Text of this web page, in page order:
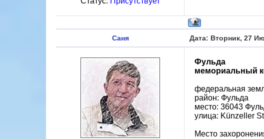
Саня Дата: Вторник, 27
Фульда
мемориальный
федеральная
район: Фульда
место: 36043
улица: Künzeller
Место